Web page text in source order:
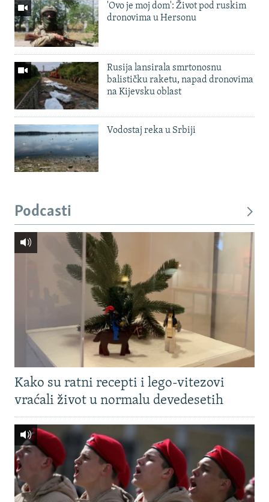
'Ovo je moj dom': Život pod ruskim
dronovima u Hersonu
Rusija lansirala smrtonosnu
balističku raketu, napad dronovima
na Kijevsku oblast
Vodostaj reka u Srbiji
Podcasti
Kako su ratni recepti i lego-vitezovi
vraćali život u normalu devedesetih